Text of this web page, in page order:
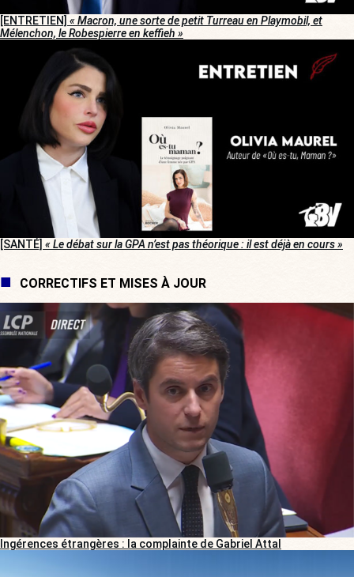
[ENTRETIEN] « Macron, une sorte de petit Turreau en Playmobil, et
Mélenchon, le Robespierre en keffieh »
[SANTÉ] « Le débat sur la GPA n’est pas théorique : il est déjà en cours »
CORRECTIFS ET MISES À JOUR
Ingérences étrangères : la complainte de Gabriel Attal